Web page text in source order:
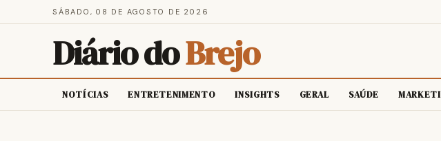
SÁBADO, 08 DE AGOSTO DE 2026
Diário doBrejo
NOTÍCIAS ENTRETENIMENTO INSIGHTS GERAL SAÚDE